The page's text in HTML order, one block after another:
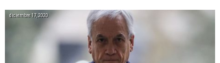
diciembre 17, 2020